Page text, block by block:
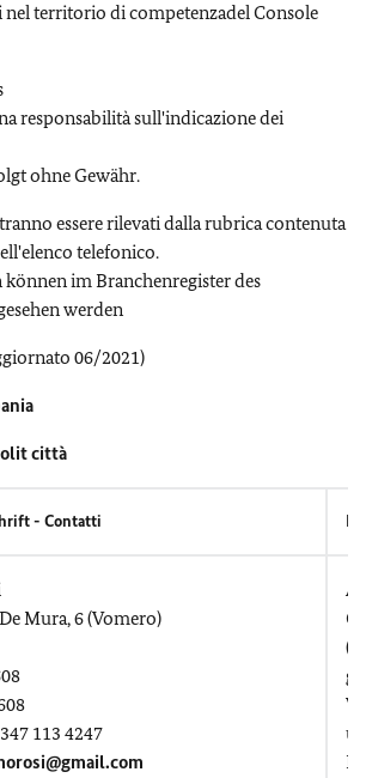
territorio di competenzadel Console
responsabilità sull'indicazione dei
ohne Gewähr.
essere rilevati dalla rubrica contenuta
telefonico.
im Branchenregister des
werden
06/2021)
città
- Contatti
Mura, 6 (Vomero)
113 4247